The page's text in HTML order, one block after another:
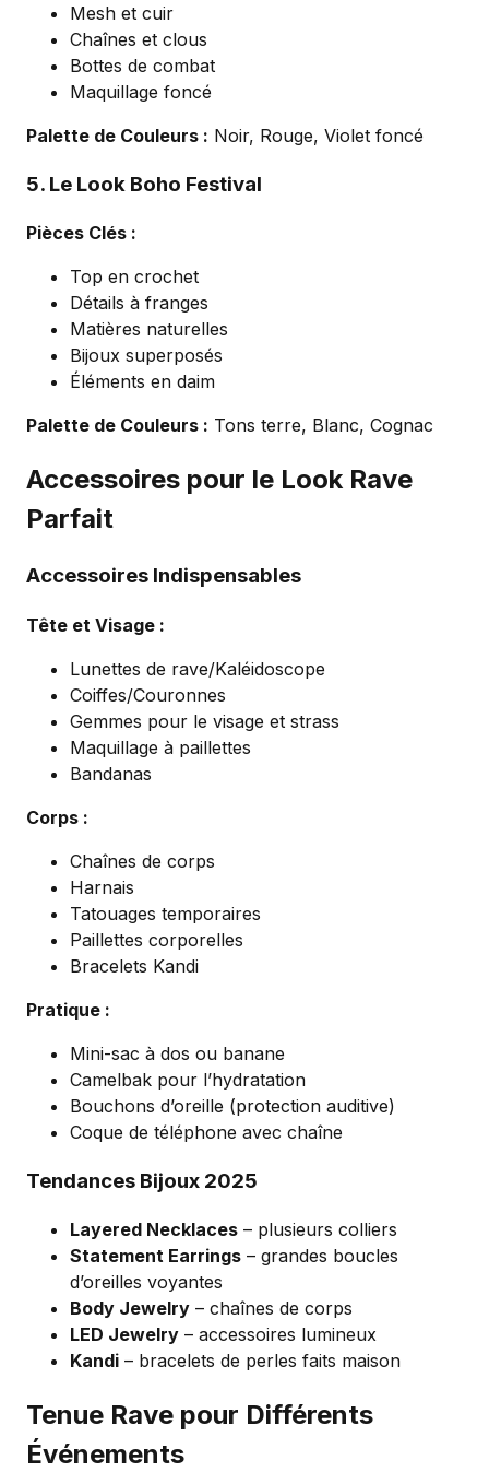
Mesh et cuir
Chaînes et clous
Bottes de combat
Maquillage foncé
Palette de Couleurs : Noir, Rouge, Violet foncé
5. Le Look Boho Festival
Pièces Clés :
Top en crochet
Détails à franges
Matières naturelles
Bijoux superposés
Éléments en daim
Palette de Couleurs : Tons terre, Blanc, Cognac
Accessoires pour le Look Rave
Parfait
Accessoires Indispensables
Tête et Visage :
Lunettes de rave/Kaléidoscope
Coiffes/Couronnes
Gemmes pour le visage et strass
Maquillage à paillettes
Bandanas
Corps :
Chaînes de corps
Harnais
Tatouages temporaires
Paillettes corporelles
Bracelets Kandi
Pratique :
Mini-sac à dos ou banane
Camelbak pour l’hydratation
Bouchons d’oreille (protection auditive)
Coque de téléphone avec chaîne
Tendances Bijoux 2025
Layered Necklaces – plusieurs colliers
Statement Earrings – grandes boucles
d’oreilles voyantes
Body Jewelry – chaînes de corps
LED Jewelry – accessoires lumineux
Kandi – bracelets de perles faits maison
Tenue Rave pour Différents
Événements